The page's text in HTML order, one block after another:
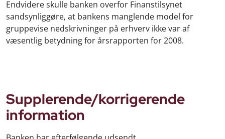
Endvidere skulle banken overfor Finanstilsynet
sandsynliggøre, at bankens manglende model for
gruppevise nedskrivninger på erhverv ikke var af
væsentlig betydning for årsrapporten for 2008.
Supplerende/korrigerende
information